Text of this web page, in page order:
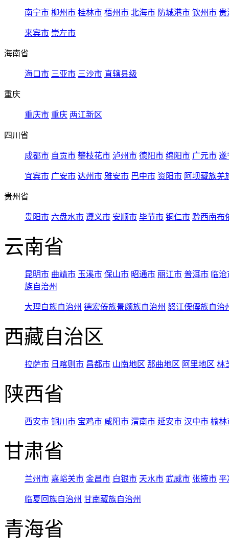
南宁市 柳州市 桂林市 梧州市 北海市 防城港市 钦州市 贵
来宾市 崇左市
海南省
海口市 三亚市 三沙市 直辖县级
重庆
重庆市 重庆 两江新区
四川省
成都市 自贡市 攀枝花市 泸州市 德阳市 绵阳市 广元市 遂
宜宾市 广安市 达州市 雅安市 巴中市 资阳市 阿坝藏族羌
贵州省
贵阳市 六盘水市 遵义市 安顺市 毕节市 铜仁市 黔西南布
云南省
昆明市 曲靖市 玉溪市 保山市 昭通市 丽江市 普洱市 临
族自治州
大理白族自治州 德宏傣族景颇族自治州 怒江傈僳族自治
西藏自治区
拉萨市 日喀则市 昌都市 山南地区 那曲地区 阿里地区 林
陕西省
西安市 铜川市 宝鸡市 咸阳市 渭南市 延安市 汉中市 榆林
甘肃省
兰州市 嘉峪关市 金昌市 白银市 天水市 武威市 张掖市 平
临夏回族自治州 甘南藏族自治州
青海省